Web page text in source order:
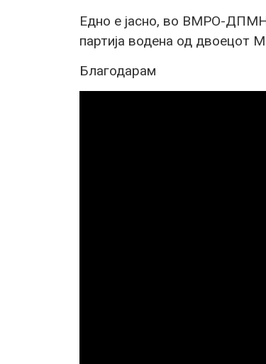
Едно е јасно, во ВМРО-
партија водена од двоецот
Благодарам